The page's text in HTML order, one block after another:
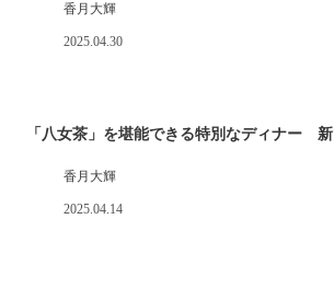
香月大輝
2025.04.30
「八女茶」を堪能できる特別なディナー
香月大輝
2025.04.14